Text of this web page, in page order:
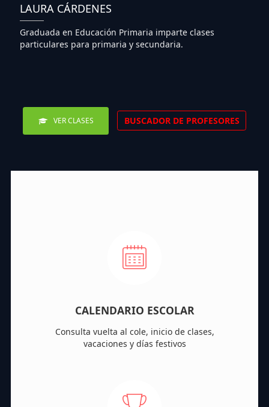
LAURA CÁRDENES
Graduada en Educación Primaria imparte clases
particulares para primaria y secundaria.
VER CLASES BUSCADOR DE PROFESORES
CALENDARIO ESCOLAR
Consulta vuelta al cole, inicio de clases,
vacaciones y días festivos